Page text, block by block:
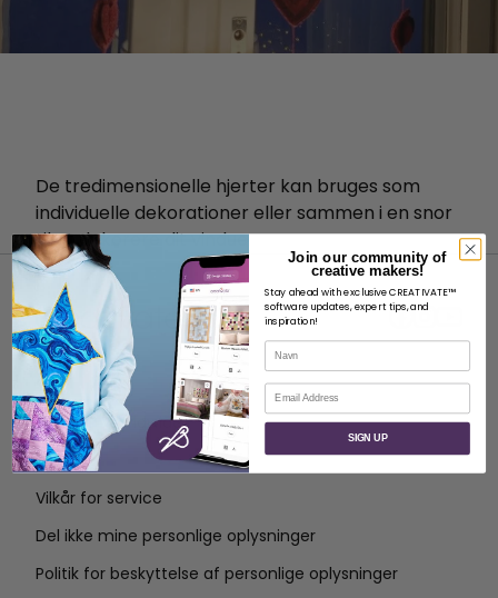
De tredimensionelle hjerter kan bruges som
individuelle dekorationer eller sammen i en snor
til at dekorere dit vindue.
OM
Om SVP Worldwide
Kontakt
Vilkår for service
Del ikke mine personlige oplysninger
Politik for beskyttelse af personlige oplysninger
Join our community of
creative makers!
Stay ahead with exclusive CREATIVATE™
software updates, expert tips, and
inspiration!
Navn
E-mail
SIGN UP